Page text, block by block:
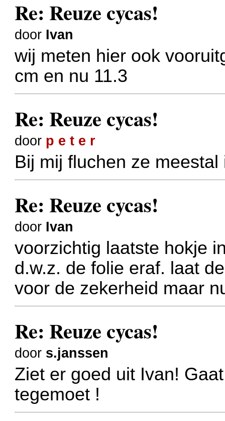
Re: Reuze cycas!
door Ivan
wij meten hier ook
cm en nu 11.3
Re: Reuze cycas!
door p e t e r
Bij mij fluchen ze
Re: Reuze cycas!
door Ivan
voorzichtig laatste hokje
d.w.z. de folie eraf. laat
voor de zekerheid maar
Re: Reuze cycas!
door s.janssen
Ziet er goed uit Ivan!
tegemoet !